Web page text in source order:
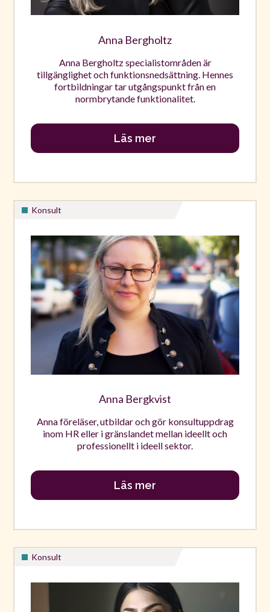
Anna Bergholtz
Anna Bergholtz specialistområden är
tillgänglighet och funktionsnedsättning. Hennes
fortbildningar tar utgångspunkt från en
normbrytande funktionalitet.
Läs mer
Konsult
Anna Bergkvist
Anna föreläser, utbildar och gör konsultuppdrag
inom HR eller i gränslandet mellan ideellt och
professionellt i ideell sektor.
Läs mer
Konsult